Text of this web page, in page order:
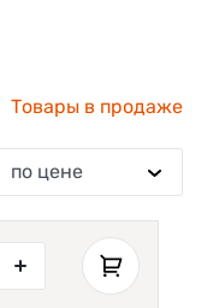
Товары в продаже
по цене